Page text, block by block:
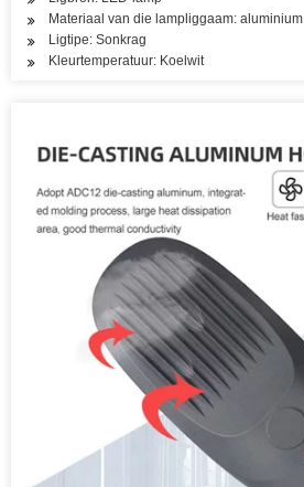
Materiaal van die lampliggaam: aluminium
Ligtipe: Sonkrag
Kleurtemperatuur: Koelwit